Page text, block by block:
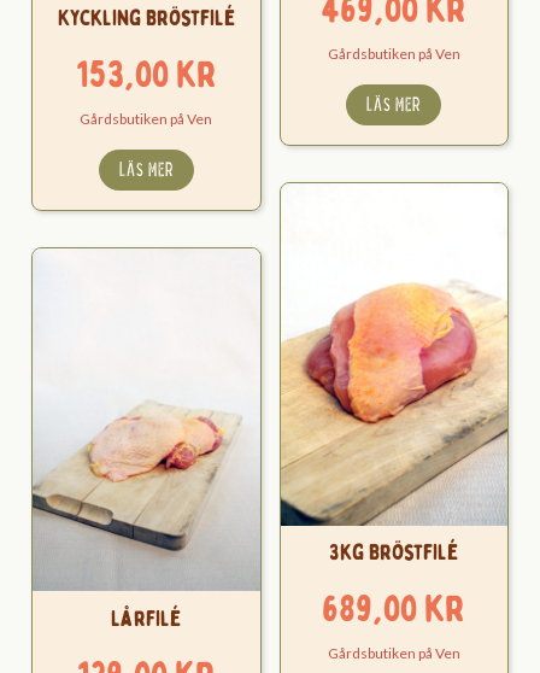
469,00kr
Gårdsbutiken på Ven
LÄS MER
Kyckling Bröstfilé
153,00kr
Gårdsbutiken på Ven
LÄS MER
3kg Bröstfilé
689,00kr
Gårdsbutiken på Ven
Lårfilé